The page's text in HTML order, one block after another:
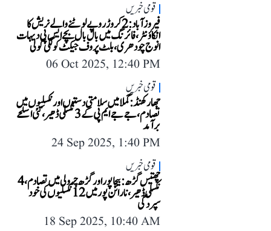
قومی خبریں
فیروز آباد: 2 کروڑ روپے لوٹنے والے نریش کا
انکاؤنٹر، فائرنگ میں بال بال بچے ایس پی دیہات
انوج چودھری، بلٹ پروف جیکٹ کو لگی گولی
06 Oct 2025, 12:40 PM
قومی خبریں
جھارکھنڈ: گملا میں سلامتی دستوں اور نکسلیوں میں
تصادم، جے جے ایم پی کے 3 نکسلی ڈھیر، کئی اسلحے
برآمد
24 Sep 2025, 1:40 PM
قومی خبریں
چھتیس گڑھ: بیجا پور اور گڑھ چرولی میں تصادم، 4
نکسلی ڈھیر، نارائن پور میں 12 نکسلیوں کی خود
سپردگی
18 Sep 2025, 10:40 AM